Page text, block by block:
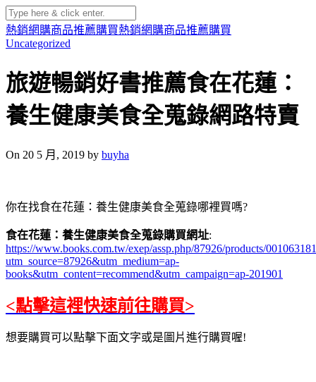
熱銷網購商品推薦購買熱銷網購商品推薦購買
Uncategorized
旅遊暢銷好書推薦食在花蓮：
養生健康美食全蒐錄網路特賣
On 20 5 月, 2019 by buyha
你在找食在花蓮：養生健康美食全蒐錄哪裡買嗎?
食在花蓮：養生健康美食全蒐錄購買網址:
https://www.books.com.tw/exep/assp.php/87926/products/
utm_source=87926&utm_medium=ap-
books&utm_content=recommend&utm_campaign=ap-201901
<點擊這裡快速前往購買>
想要購買可以點擊下面文字或是圖片進行購買喔!